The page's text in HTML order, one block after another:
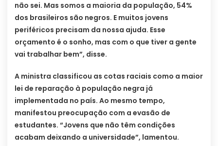
não sei. Mas somos a maioria da população, 54%
dos brasileiros são negros. E muitos jovens
periféricos precisam da nossa ajuda. Esse
orçamento é o sonho, mas com o que tiver a gente
vai trabalhar bem”, disse.
A ministra classificou as cotas raciais como a maior
lei de reparação à população negra já
implementada no país. Ao mesmo tempo,
manifestou preocupação com a evasão de
estudantes. “Jovens que não têm condições
acabam deixando a universidade”, lamentou.